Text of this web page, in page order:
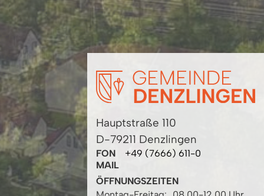
Hauptstraße 110
D-79211 Denzlingen
FON
+49 (7666) 611-0
MAIL
ÖFFNUNGSZEITEN